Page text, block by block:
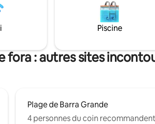
La maison est totalement
espaces partagés,
l'exclusivité. Parfait pour se
et profiter de moments
ménage et un cuisinier
Piscine
fora : autres sites
Plage de Barra Grande
4 personnes du coin recommandent